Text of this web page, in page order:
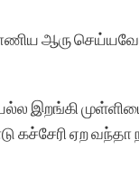
ஆரு
இறங்கி
கச்சேரி ஏற